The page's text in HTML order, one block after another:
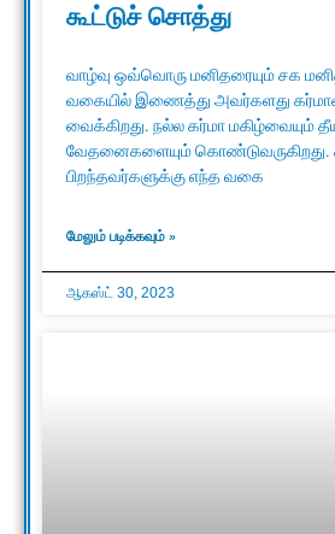
கூட்டுச் சொத்து
வாழ்வு ஒவ்வொரு மனிதரையும் சக
வகையில் இணைத்து அவர்களது
வைக்கிறது. நல்ல கர்மா மகிழ்வையும்
வேதனைகளையும் கொண்டுவருகிறது.
பிறந்தவர்களுக்கு எந்த வகை
மேலும் படிக்கவும் »
ஆகஸ்ட் 30, 2023